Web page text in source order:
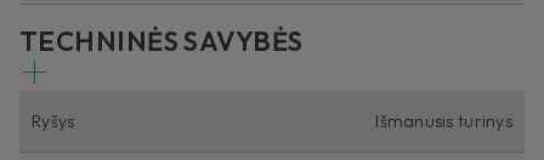
TECHNINĖS SAVYBĖS
Ryšys Išmanusis turinys